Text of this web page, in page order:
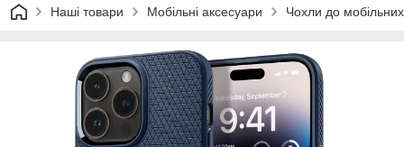
Наші товари Мобільні аксесуари Чохли до